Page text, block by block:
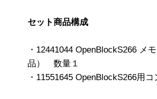
セット商品構成
・12441044 OpenBlockS266 メ
品） 数量１
・11551645 OpenBlockS266用